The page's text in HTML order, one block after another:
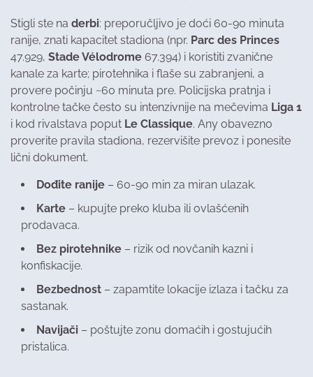
Stigli ste na derbi: preporučljivo je doći 60-90 minuta
ranije, znati kapacitet stadiona (npr. Parc des Princes
47.929, Stade Vélodrome 67.394) i koristiti zvanične
kanale za karte; pirotehnika i flaše su zabranjeni, a
provere počinju ~60 minuta pre. Policijska pratnja i
kontrolne tačke često su intenzivnije na mečevima Liga 1
i kod rivalstava poput Le Classique. Any obavezno
proverite pravila stadiona, rezervišite prevoz i ponesite
lični dokument.
Dođite ranije – 60-90 min za miran ulazak.
Karte – kupujte preko kluba ili ovlašćenih
prodavaca.
Bez pirotehnike – rizik od novčanih kazni i
konfiskacije.
Bezbednost – zapamtite lokacije izlaza i tačku za
sastanak.
Navijači – poštujte zonu domaćih i gostujućih
pristalica.